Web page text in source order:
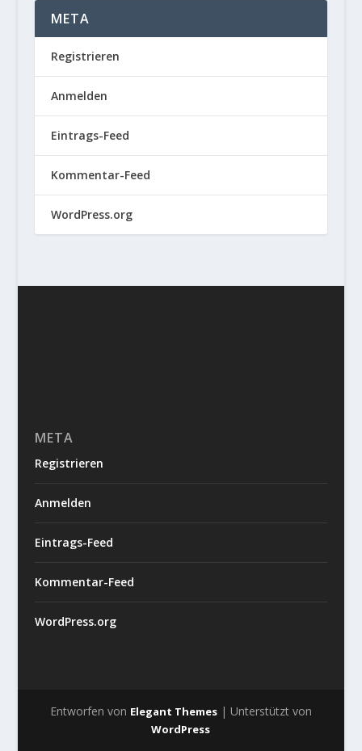
META
Registrieren
Anmelden
Eintrags-Feed
Kommentar-Feed
WordPress.org
META
Registrieren
Anmelden
Eintrags-Feed
Kommentar-Feed
WordPress.org
Entworfen von Elegant Themes| Unterstützt von
WordPress